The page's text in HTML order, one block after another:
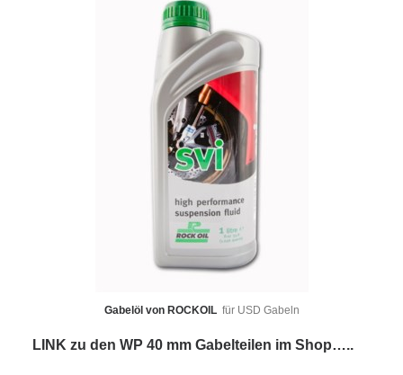
Gabelöl von ROCKOILfür USD Gabeln
LINK zu den WP 40 mm Gabelteilen im Shop…..